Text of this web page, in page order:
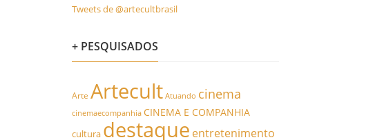
Tweets de @artecultbrasil
+ PESQUISADOS
Arte Artecult Atuando cinema
cinemaecompanhia CINEMA E COMPANHIA
cultura destaque entretenimento